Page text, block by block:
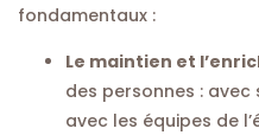
fondamentaux :
Le maintien et
des personnes :
avec les équipes de